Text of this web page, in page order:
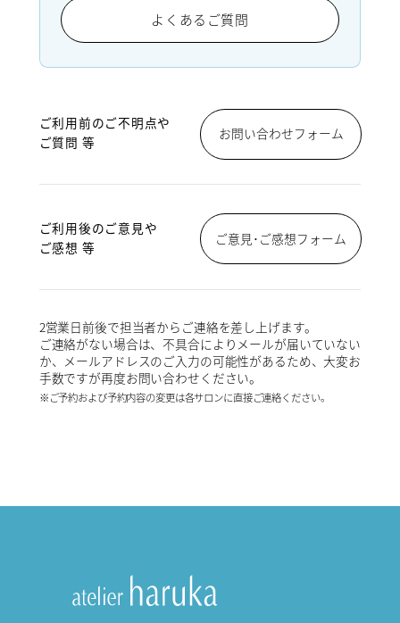
よくあるご質問
ご利用前のご不明点や
ご質問 等
お問い合わせフォーム
ご利用後のご意見や
ご感想 等
ご意見･ご感想フォーム
2営業日前後で担当者からご連絡を差し上げます。
ご連絡がない場合は、不具合によりメールが届いていない
か、メールアドレスのご入力の可能性があるため、大変お
手数ですが再度お問い合わせください。
※ご予約および予約内容の変更は各サロンに直接ご連絡ください。